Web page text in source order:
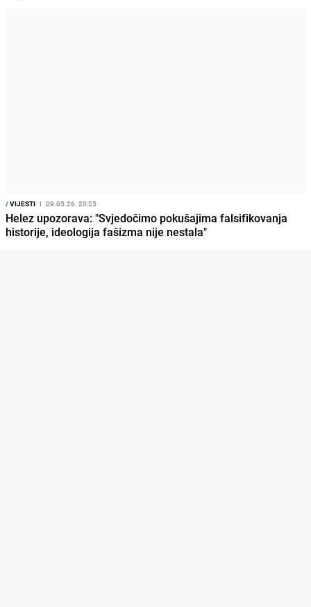
/VIJESTI I 09.05.26. 20:25
Helez upozorava: "Svjedočimo pokušajima falsifikovanja
historije, ideologija fašizma nije nestala"